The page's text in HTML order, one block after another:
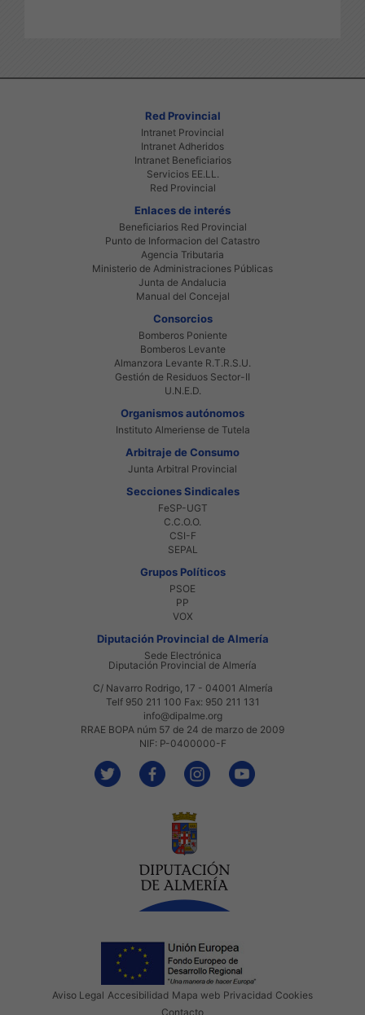
Red Provincial
Intranet Provincial
Intranet Adheridos
Intranet Beneficiarios
Servicios EE.LL.
Red Provincial
Enlaces de interés
Beneficiarios Red Provincial
Punto de Informacion del Catastro
Agencia Tributaria
Ministerio de Administraciones Públicas
Junta de Andalucia
Manual del Concejal
Consorcios
Bomberos Poniente
Bomberos Levante
Almanzora Levante R.T.R.S.U.
Gestión de Residuos Sector-II
U.N.E.D.
Organismos autónomos
Instituto Almeriense de Tutela
Arbitraje de Consumo
Junta Arbitral Provincial
Secciones Sindicales
FeSP-UGT
C.C.O.O.
CSI-F
SEPAL
Grupos Políticos
PSOE
PP
VOX
Diputación Provincial de Almería
Sede Electrónica
Diputación Provincial de Almería
C/ Navarro Rodrigo, 17 - 04001 Almería
Telf 950 211 100 Fax: 950 211 131
info@dipalme.org
RRAE BOPA núm 57 de 24 de marzo de 2009
NIF: P-0400000-F
Aviso Legal Accesibilidad Mapa web Privacidad Cookies
Contacto